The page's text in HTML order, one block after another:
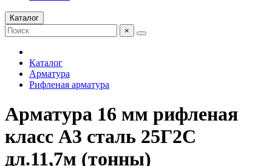
Каталог
×
Каталог
Арматура
Рифленая арматура
Арматура 16 мм рифленая
класс А3 сталь 25Г2С
дл.11,7м (тонны)